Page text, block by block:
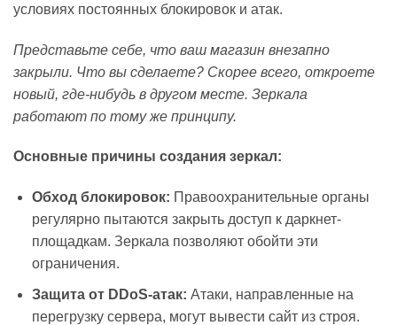
условиях постоянных блокировок и атак.
Представьте себе, что ваш магазин внезапно
закрыли. Что вы сделаете? Скорее всего, откроете
новый, где-нибудь в другом месте. Зеркала
работают по тому же принципу.
Основные причины создания зеркал:
Обход блокировок: Правоохранительные органы
регулярно пытаются закрыть доступ к даркнет-
площадкам. Зеркала позволяют обойти эти
ограничения.
Защита от DDoS-атак: Атаки, направленные на
перегрузку сервера, могут вывести сайт из строя.